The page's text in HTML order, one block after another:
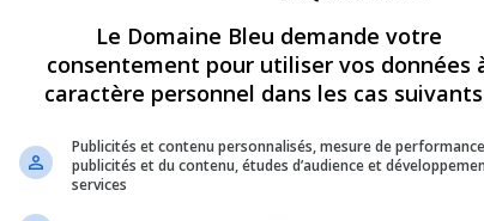
de ce forum ?
Le Domaine Bleu demande votre
consentement pour utiliser vos données
caractère personnel dans les cas
Publicités et contenu personnalisés, mesure de
publicités et du contenu, études d’audience et
services